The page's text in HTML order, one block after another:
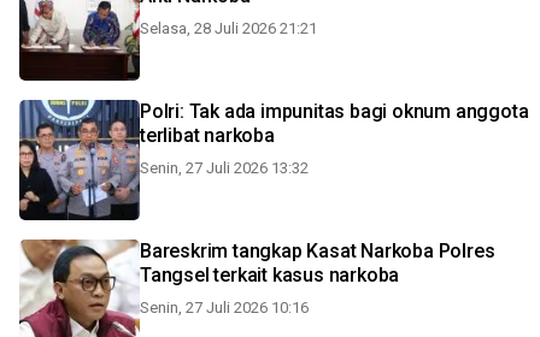
Selasa, 28 Juli 2026 21:21
Polri: Tak ada impunitas bagi oknum anggota
terlibat narkoba
Senin, 27 Juli 2026 13:32
Bareskrim tangkap Kasat Narkoba Polres
Tangsel terkait kasus narkoba
Senin, 27 Juli 2026 10:16